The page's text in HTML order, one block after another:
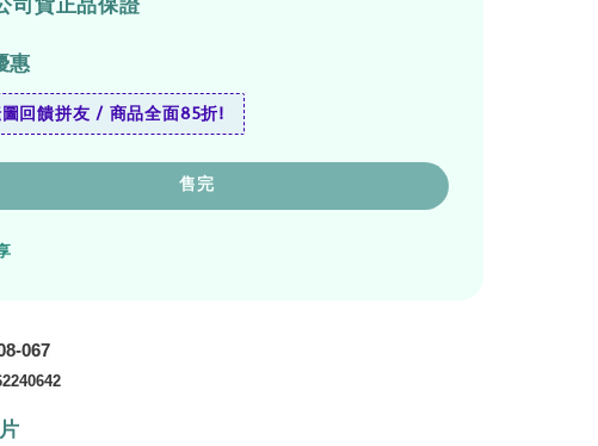
司貨正品保證
惠
回饋拼友 / 商品全面85折!
售完
067